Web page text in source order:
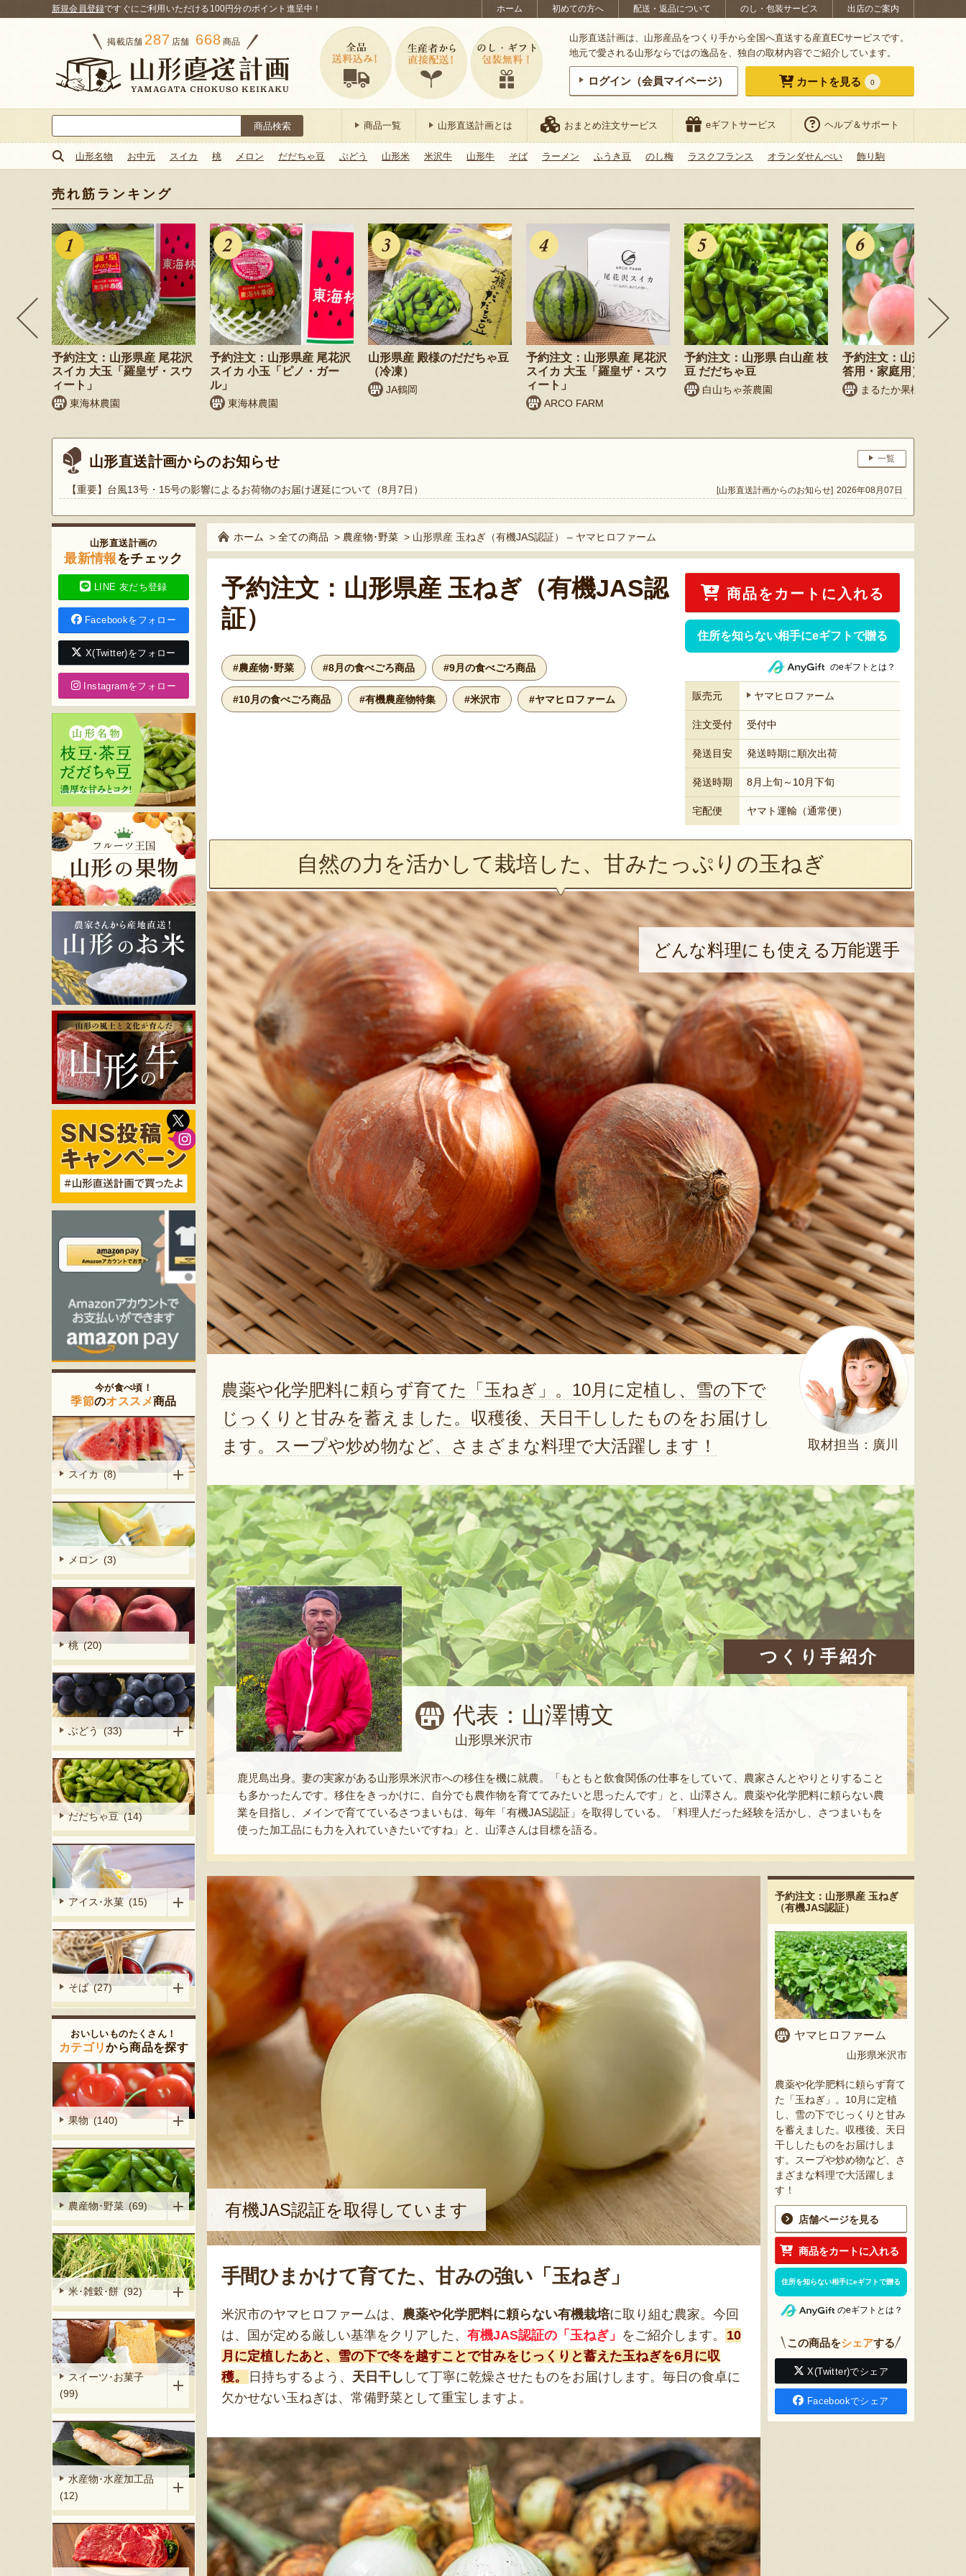
ホーム 初めての方へ 配送・返品について のし・包装サービス 出店のご案内
新規会員登録ですぐにご利用いただける100円分のポイント進呈中！
掲載店舗 287 店舗 668 商品
山形直送計画は、山形産品をつくり手から全国へ直送する産直ECサービスです。
地元で愛される山形ならではの逸品を、独自の取材内容でご紹介しています。
ログイン（会員マイページ） カートを見る 0
索:
商品一覧 山形直送計画とは おまとめ注文サービス eギフトサービス ヘルプ＆サポート
山形名物 お中元 スイカ 桃 メロン だだちゃ豆 ぶどう 山形米 米沢牛 山形牛 そば ラーメン ふうき豆 のし梅 ラスクフランス オランダせんべい 飾り駒
売れ筋ランキング
予約注文：山形県産 尾花沢
スイカ 大玉「羅皇ザ・スウ
ィート」
東海林農園
予約注文：山形県産 尾花沢
スイカ 小玉「ピノ・ガー
ル」
東海林農園
山形県産 殿様のだだちゃ豆
（冷凍）
JA鶴岡
予約注文：山形県産 尾花沢
スイカ 大玉「羅皇ザ・スウ
ィート」
ARCO FARM
予約注文：山形県 白山産 枝
豆 だだちゃ豆
白山ちゃ茶農園
予約注文：山形県産 桃
答用・家庭用）
まるたか果樹園
山形直送計画からのお知らせ 一覧
【重要】台風13号・15号の影響によるお荷物のお届け遅延について（8月7日） [山形直送計画からのお知らせ] 2026年08月07日
ホーム > 全ての商品 > 農産物･野菜 > 山形県産 玉ねぎ（有機JAS認証） – ヤマヒロファーム
予約注文：山形県産 玉ねぎ（有機JAS認
証）
#農産物･野菜 #8月の食べごろ商品 #9月の食べごろ商品
#10月の食べごろ商品 #有機農産物特集 #米沢市 #ヤマヒロファーム
商品をカートに入れる
住所を知らない相手にeギフトで贈る
のeギフトとは？
販売元 ヤマヒロファーム
注文受付 受付中
発送目安 発送時期に順次出荷
発送時期 8月上旬～10月下旬
宅配便 ヤマト運輸（通常便）
自然の力を活かして栽培した、甘みたっぷりの玉ねぎ
どんな料理にも使える万能選手
取材担当：廣川
農薬や化学肥料に頼らず育てた「玉ねぎ」。10月に定植し、雪の下で
じっくりと甘みを蓄えました。収穫後、天日干ししたものをお届けし
ます。スープや炒め物など、さまざまな料理で大活躍します！
つくり手紹介
代表：山澤博文
山形県米沢市
鹿児島出身。妻の実家がある山形県米沢市への移住を機に就農。「もともと飲食関係の仕事をしていて、農家さんとやりとりすること
も多かったんです。移住をきっかけに、自分でも農作物を育ててみたいと思ったんです」と、山澤さん。農薬や化学肥料に頼らない農
業を目指し、メインで育てているさつまいもは、毎年「有機JAS認証」を取得している。「料理人だった経験を活かし、さつまいもを
使った加工品にも力を入れていきたいですね」と、山澤さんは目標を語る。
有機JAS認証を取得しています
手間ひまかけて育てた、甘みの強い「玉ねぎ」
米沢市のヤマヒロファームは、 農薬や化学肥料に頼らない有機栽培に取り組む農家。今回
は、国が定める厳しい基準をクリアした、 有機JAS認証の「玉ねぎ」 をご紹介します。
10
月に定植したあと、雪の下で冬を越すことで甘みをじっくりと蓄えた玉ねぎを6月に収
穫。
日持ちするよう、 天日干し して丁寧に乾燥させたものをお届けします。毎日の食卓に
欠かせない玉ねぎは、常備野菜として重宝しますよ。
予約注文：山形県産 玉ねぎ
（有機JAS認証）
ヤマヒロファーム
山形県米沢市
農薬や化学肥料に頼らず育て
た「玉ねぎ」。10月に定植
し、雪の下でじっくりと甘み
を蓄えました。収穫後、天日
干ししたものをお届けしま
す。スープや炒め物など、さ
まざまな料理で大活躍しま
す！
店舗ページを見る
商品をカートに入れる
住所を知らない相手にeギフトで贈る
のeギフトとは？
この商品をシェアする
X(Twitter)でシェア
Facebookでシェア
山形直送計画の
最新情報をチェック
LINE 友だち登録
Facebookをフォロー
X(Twitter)をフォロー
Instagramをフォロー
今が食べ頃！
季節のオススメ商品
スイカ (8)
メロン (3)
桃 (20)
ぶどう (33)
だだちゃ豆 (14)
アイス･氷菓 (15)
そば (27)
おいしいものたくさん！
カテゴリから商品を探す
果物 (140)
農産物･野菜 (69)
米･雑穀･餅 (92)
スイーツ･お菓子
(99)
水産物･水産加工品
(12)